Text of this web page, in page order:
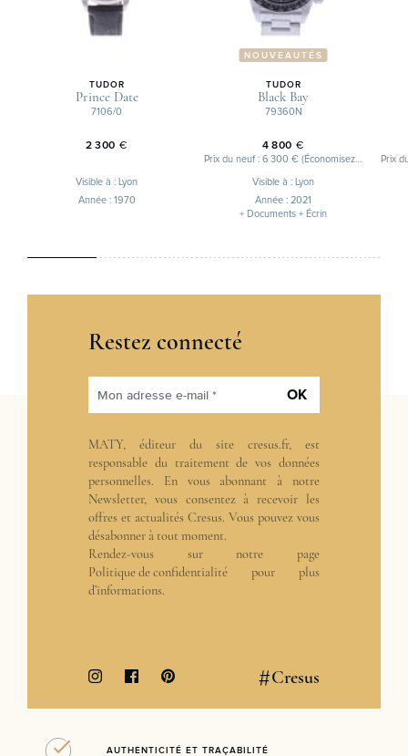
TUDOR
Prince Date
7106/0
2 300 €
Visible à : Lyon
Année : 1970
NOUVEAUTÉS
TUDOR
Black Bay
79360N
4 800 €
Visible à : Lyon
Année : 2021
+ Documents + Écrin
Restez connecté
Mon adresse e-mail * OK
MATY, éditeur du site cresus.fr, est
responsable du traitement de vos données
personnelles. En vous abonnant à notre
Newsletter, vous consentez à recevoir les
offres et actualités Cresus. Vous pouvez vous
désabonner à tout moment.
Rendez-vous sur notre page
Politique de confidentialité pour plus
d’informations.
#Cresus
AUTHENTICITÉ ET TRAÇABILITÉ